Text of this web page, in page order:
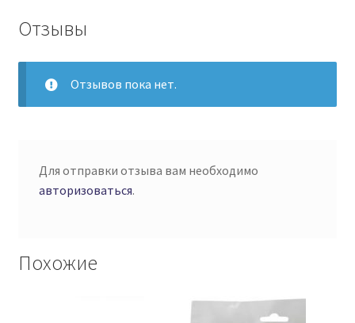
Отзывы
Отзывов пока нет.
Для отправки отзыва вам необходимо
авторизоваться.
Похожие